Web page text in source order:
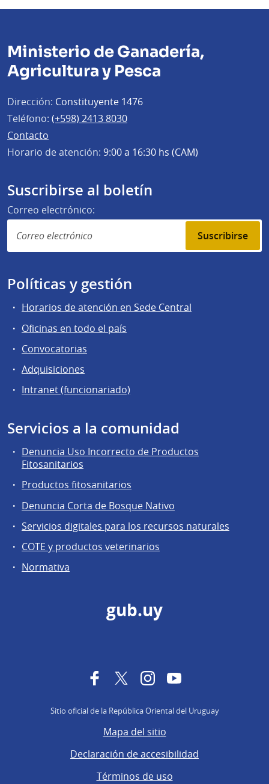
Ministerio de Ganadería,
Agricultura y Pesca
Dirección: Constituyente 1476
Teléfono: (+598) 2413 8030
Contacto
Horario de atención: 9:00 a 16:30 hs (CAM)
Suscribirse al boletín
Correo electrónico:
Suscribirse
Políticas y gestión
Horarios de atención en Sede Central
Oficinas en todo el país
Convocatorias
Adquisiciones
Intranet (funcionariado)
Servicios a la comunidad
Denuncia Uso Incorrecto de Productos
Fitosanitarios
Productos fitosanitarios
Denuncia Corta de Bosque Nativo
Servicios digitales para los recursos naturales
COTE y productos veterinarios
Normativa
gub.uy
FacebookTwitterInstagramYouTube
Sitio oficial de la República Oriental del Uruguay
Mapa del sitio
Declaración de accesibilidad
Términos de uso